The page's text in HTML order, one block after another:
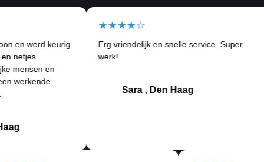
keurig
en
★★★★☆
Erg vriendelijk en snelle service. Super
Sara , Den Haag